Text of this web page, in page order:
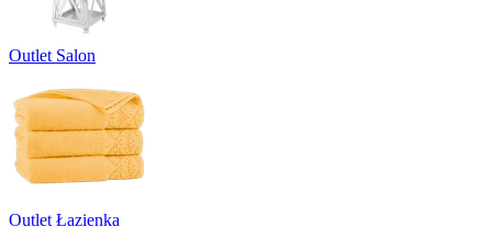
Outlet Salon
Outlet Łazienka